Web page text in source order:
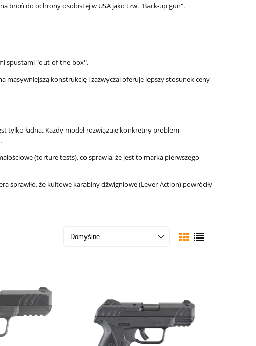
broń do ochrony osobistej w USA jako tzw. "Back-up gun".
spustami "out-of-the-box".
masywniejszą konstrukcję i zazwyczaj oferuje lepszy stosunek ceny
tylko ładna. Każdy model rozwiązuje konkretny problem
(torture tests), co sprawia, że jest to marka pierwszego
sprawiło, że kultowe karabiny dźwigniowe (Lever-Action) powróciły